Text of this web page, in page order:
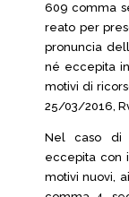
609 comma
reato per
pronuncia
né eccepita
motivi di
25/03/2016,
Nel caso di
eccepita con
motivi nuovi,